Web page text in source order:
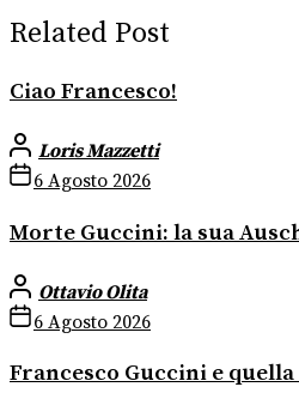
Related Post
Ciao Francesco!
Loris Mazzetti
6 Agosto 2026
Morte Guccini: la sua
Ottavio Olita
6 Agosto 2026
Francesco Guccini e